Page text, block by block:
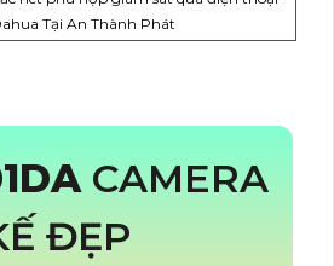
Tại An Thành Phát
CAMERA
ĐẸP